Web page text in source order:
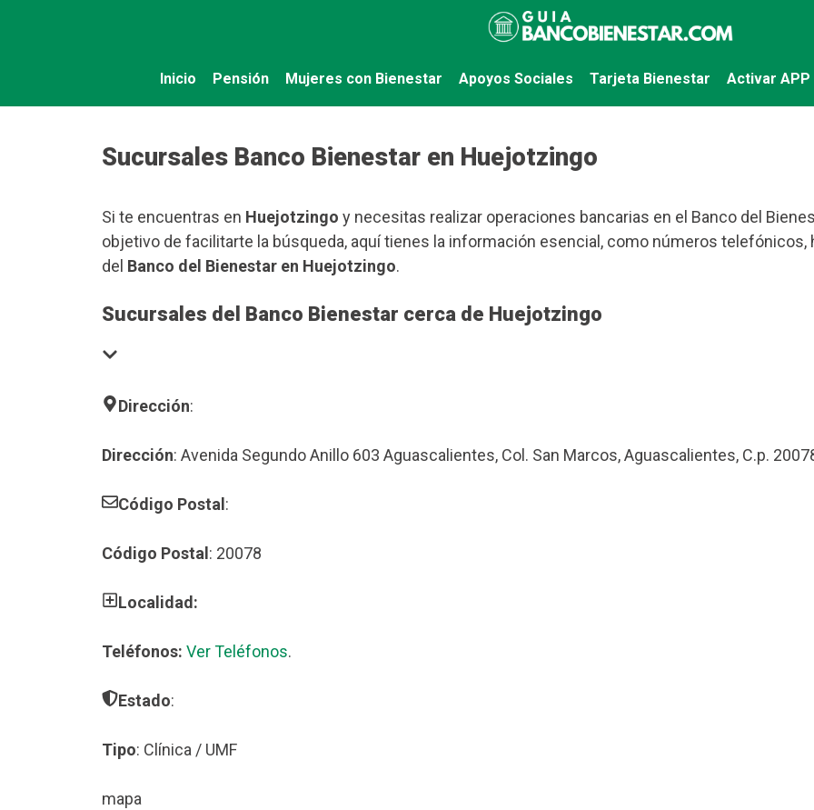
Inicio Pensión Mujeres con Bienestar Apoyos Sociales Tarjeta Bienestar Activar APP
Sucursales Banco Bienestar en Huejotzingo
Si te encuentras en Huejotzingo y necesitas realizar operaciones bancarias en el Banco del
objetivo de facilitarte la búsqueda, aquí tienes la información esencial, como números
del Banco del Bienestar en Huejotzingo.
Sucursales del Banco Bienestar cerca de Huejotzingo
Dirección:
Dirección: Avenida Segundo Anillo 603 Aguascalientes, Col. San Marcos, Aguascalientes, C.p.
Código Postal :
Código Postal : 20078
Localidad:
Teléfonos: Ver Teléfonos.
Estado:
Tipo: Clínica / UMF
mapa